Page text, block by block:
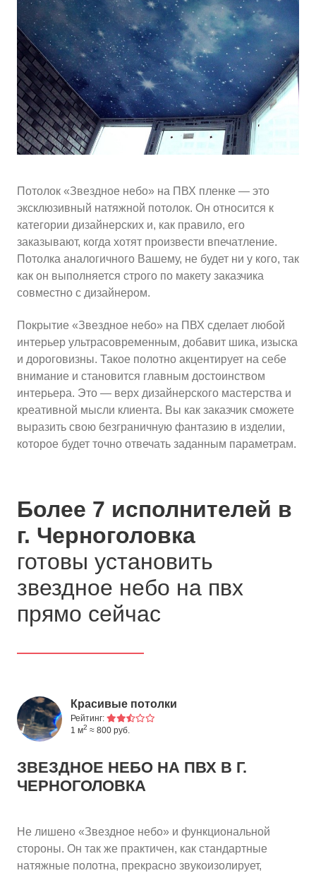
5
10м 2 ≈4290руб.
Ориентировочная площадь Вашего потолка
99
Подобрать исполнителя
Потолок «Звездное небо» на ПВХ пленке — это
эксклюзивный натяжной потолок. Он относится к
категории дизайнерских и, как правило, его
заказывают, когда хотят произвести впечатление.
Потолка аналогичного Вашему, не будет ни у кого, так
как он выполняется строго по макету заказчика
совместно с дизайнером.
Покрытие «Звездное небо» на ПВХ сделает любой
интерьер ультрасовременным, добавит шика, изыска
и дороговизны. Такое полотно акцентирует на себе
внимание и становится главным достоинством
интерьера. Это — верх дизайнерского мастерства и
креативной мысли клиента. Вы как заказчик сможете
выразить свою безграничную фантазию в изделии,
которое будет точно отвечать заданным параметрам.
Более 7 исполнителей в
г. Черноголовка
готовы установить
звездное небо на пвх
прямо сейчас
Красивые потолки
Рейтинг:
1 м2 ≈ 800 руб.
ЗВЕЗДНОЕ НЕБО НА ПВХ В Г.
ЧЕРНОГОЛОВКА
Не лишено «Звездное небо» и функциональной
стороны. Он так же практичен, как стандартные
натяжные полотна, прекрасно звукоизолирует,